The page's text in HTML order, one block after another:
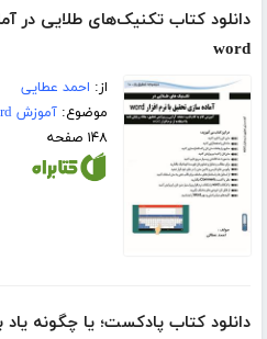
دانلود کتاب تکنیک‌های طلایی در
word
از: احمد عطایی
موضوع:آموزش Word
۱۴۸ صفحه
دانلود کتاب پادکست؛ یا چگونه